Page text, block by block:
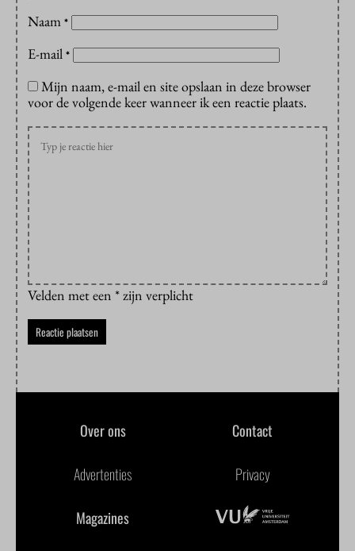
Naam *
E-mail *
Mijn naam, e-mail en site opslaan in deze browser
voor de volgende keer wanneer ik een reactie plaats.
Velden met een * zijn verplicht
Over ons Contact
Advertenties Privacy
Magazines